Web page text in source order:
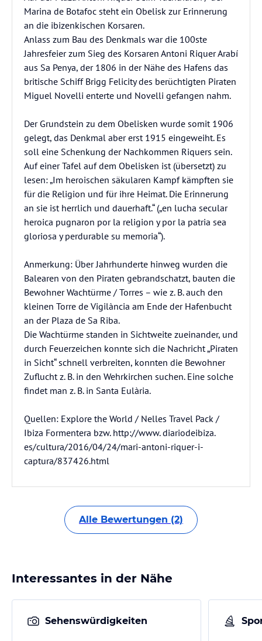
Marina de Botafoc steht ein Obelisk zur Erinnerung
an die ibizenkischen Korsaren.
Anlass zum Bau des Denkmals war die 100ste
Jahresfeier zum Sieg des Korsaren Antoni Riquer Arabí
aus Sa Penya, der 1806 in der Nähe des Hafens das
britische Schiff Brigg Felicity des berüchtigten Piraten
Miguel Novelli enterte und Novelli gefangen nahm.
Der Grundstein zu dem Obelisken wurde somit 1906
gelegt, das Denkmal aber erst 1915 eingeweiht. Es
soll eine Schenkung der Nachkommen Riquers sein.
Auf einer Tafel auf dem Obelisken ist (übersetzt) zu
lesen: „Im heroischen säkularen Kampf kämpften sie
für die Religion und für ihre Heimat. Die Erinnerung
an sie ist herrlich und dauerhaft.“ („en lucha secular
heroica pugnaron por la religion y por la patria sea
gloriosa y perdurable su memoria“).
Anmerkung: Über Jahrhunderte hinweg wurden die
Balearen von den Piraten gebrandschatzt, bauten die
Bewohner Wachtürme / Torres – wie z. B. auch den
kleinen Torre de Vigilància am Ende der Hafenbucht
an der Plaza de Sa Riba.
Die Wachtürme standen in Sichtweite zueinander, und
durch Feuerzeichen konnte sich die Nachricht „Piraten
in Sicht“ schnell verbreiten, konnten die Bewohner
Zuflucht z. B. in den Wehrkirchen suchen. Eine solche
findet man z. B. in Santa Eulària.
Quellen: Explore the World / Nelles Travel Pack /
Ibiza Formentera bzw. http://www. diariodeibiza.
es/cultura/2016/04/24/mari-antoni-riquer-i-
captura/837426.html
Alle Bewertungen (2)
Interessantes in der Nähe
Sehenswürdigkeiten